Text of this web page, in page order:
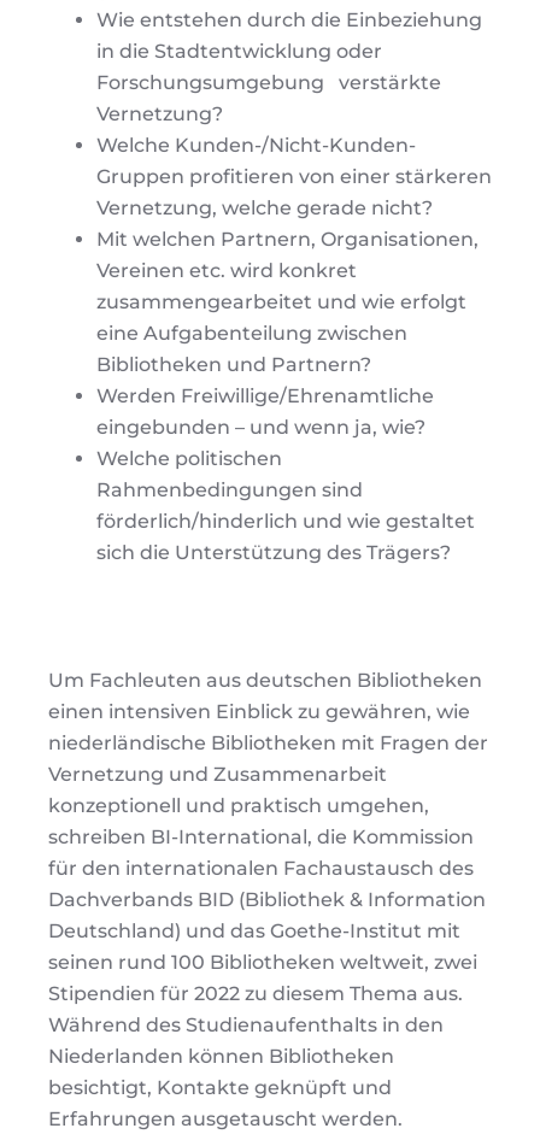
Wie entstehen durch die Einbeziehung
in die Stadtentwicklung oder
Forschungsumgebung verstärkte
Vernetzung?
Welche Kunden-/Nicht-Kunden-
Gruppen profitieren von einer stärkeren
Vernetzung, welche gerade nicht?
Mit welchen Partnern, Organisationen,
Vereinen etc. wird konkret
zusammengearbeitet und wie erfolgt
eine Aufgabenteilung zwischen
Bibliotheken und Partnern?
Werden Freiwillige/Ehrenamtliche
eingebunden – und wenn ja, wie?
Welche politischen
Rahmenbedingungen sind
förderlich/hinderlich und wie gestaltet
sich die Unterstützung des Trägers?
Um Fachleuten aus deutschen Bibliotheken
einen intensiven Einblick zu gewähren, wie
niederländische Bibliotheken mit Fragen der
Vernetzung und Zusammenarbeit
konzeptionell und praktisch umgehen,
schreiben BI-International, die Kommission
für den internationalen Fachaustausch des
Dachverbands BID (Bibliothek & Information
Deutschland) und das Goethe-Institut mit
seinen rund 100 Bibliotheken weltweit, zwei
Stipendien für 2022 zu diesem Thema aus.
Während des Studienaufenthalts in den
Niederlanden können Bibliotheken
besichtigt, Kontakte geknüpft und
Erfahrungen ausgetauscht werden.